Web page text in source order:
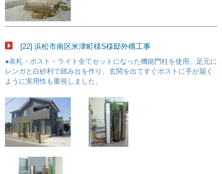
[22] 浜松市南区米津町様S様邸外構工事
●表札・ポスト・ライト全てセットになった機能門柱を使用。足元に
レンガと白砂利で踏み台を作り、玄関を出てすぐポストに手が届く
ように実用性も重視しました。